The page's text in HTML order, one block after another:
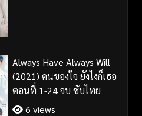
Always Have Always Will
(2021) คนของใจ ยังไงก็เธอ
ตอนที่ 1-24 จบ ซับไทย
6 views